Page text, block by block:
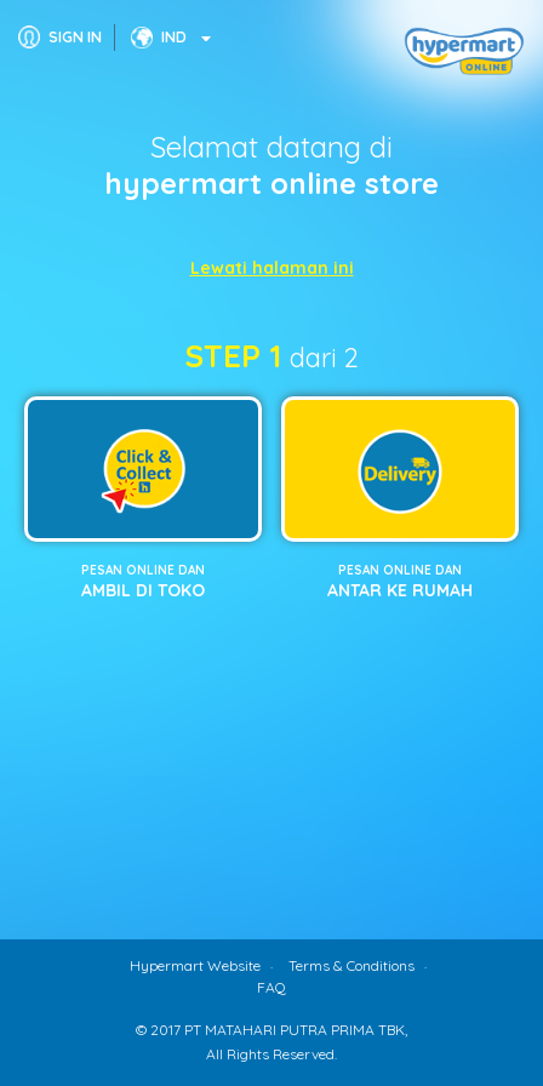
SIGN IN IND
Selamat datang di
hypermart online store
Lewati halaman ini
STEP 1 dari 2
PESAN ONLINE DAN
AMBIL DI TOKO
PESAN ONLINE DAN
ANTAR KE RUMAH
Hypermart Website
Terms & Conditions
FAQ
© 2017 PT MATAHARI PUTRA PRIMA TBK,
All Rights Reserved.